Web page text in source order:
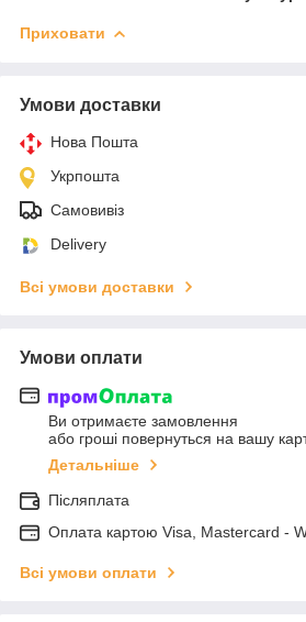
Приховати
Умови доставки
Нова Пошта
Укрпошта
Самовивіз
Delivery
Всі умови доставки
Умови оплати
Ви отримаєте замовлення
або гроші повернуться на вашу
Детальніше
Післяплата
Оплата картою Visa, Mastercard -
Всі умови оплати